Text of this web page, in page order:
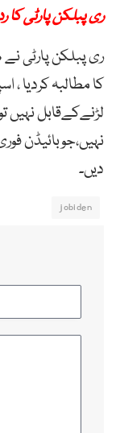
ری پبلکن پارٹی
ری پبلکن پارٹی
کا مطالبہ کردیا ،
لڑنےکےقابل نہیں
نہیں،جوبائیڈن
دیں۔
jobiden